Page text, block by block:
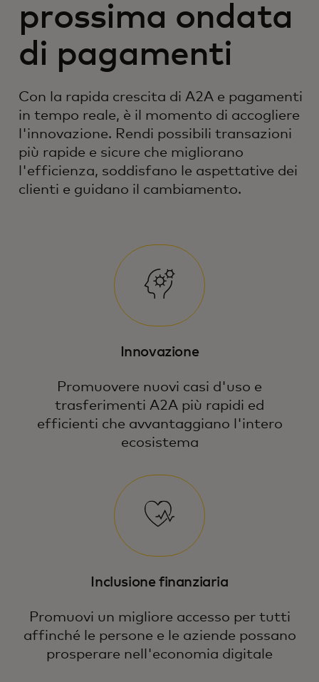
prossima ondata
di pagamenti
Con la rapida crescita di A2A e pagamenti
in tempo reale, è il momento di accogliere
l'innovazione. Rendi possibili transazioni
più rapide e sicure che migliorano
l'efficienza, soddisfano le aspettative dei
clienti e guidano il cambiamento.
Innovazione
Promuovere nuovi casi d'uso e
trasferimenti A2A più rapidi ed
efficienti che avvantaggiano l'intero
ecosistema
Inclusione finanziaria
Promuovi un migliore accesso per tutti
affinché le persone e le aziende possano
prosperare nell'economia digitale